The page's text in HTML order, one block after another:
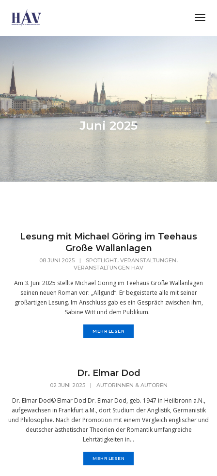
Juni 2025
Lesung mit Michael Göring im Teehaus
Große Wallanlagen
08 JUNI 2025 | SPOTLIGHT, VERANSTALTUNGEN,
VERANSTALTUNGEN HAV
Am 3. Juni 2025 stellte Michael Göring im Teehaus Große Wallanlagen
seinen neuen Roman vor: „Allgund“. Er begeisterte alle mit seiner
großartigen Lesung. Im Anschluss gab es ein Gespräch zwischen ihm,
Sabine Witt und dem Publikum.
MEHR LESEN
Dr. Elmar Dod
02 JUNI 2025 | AUTORINNEN & AUTOREN
Dr. Elmar Dod© Elmar Dod Dr. Elmar Dod, geb. 1947 in Heilbronn a.N.,
aufgewachsen in Frankfurt a.M., dort Studium der Anglistik, Germanistik
und Philosophie. Nach der Promotion mit einem Vergleich englischer und
deutscher ästhetischer Theorien der Romantik umfangreiche
Lehrtätigkeiten in...
MEHR LESEN